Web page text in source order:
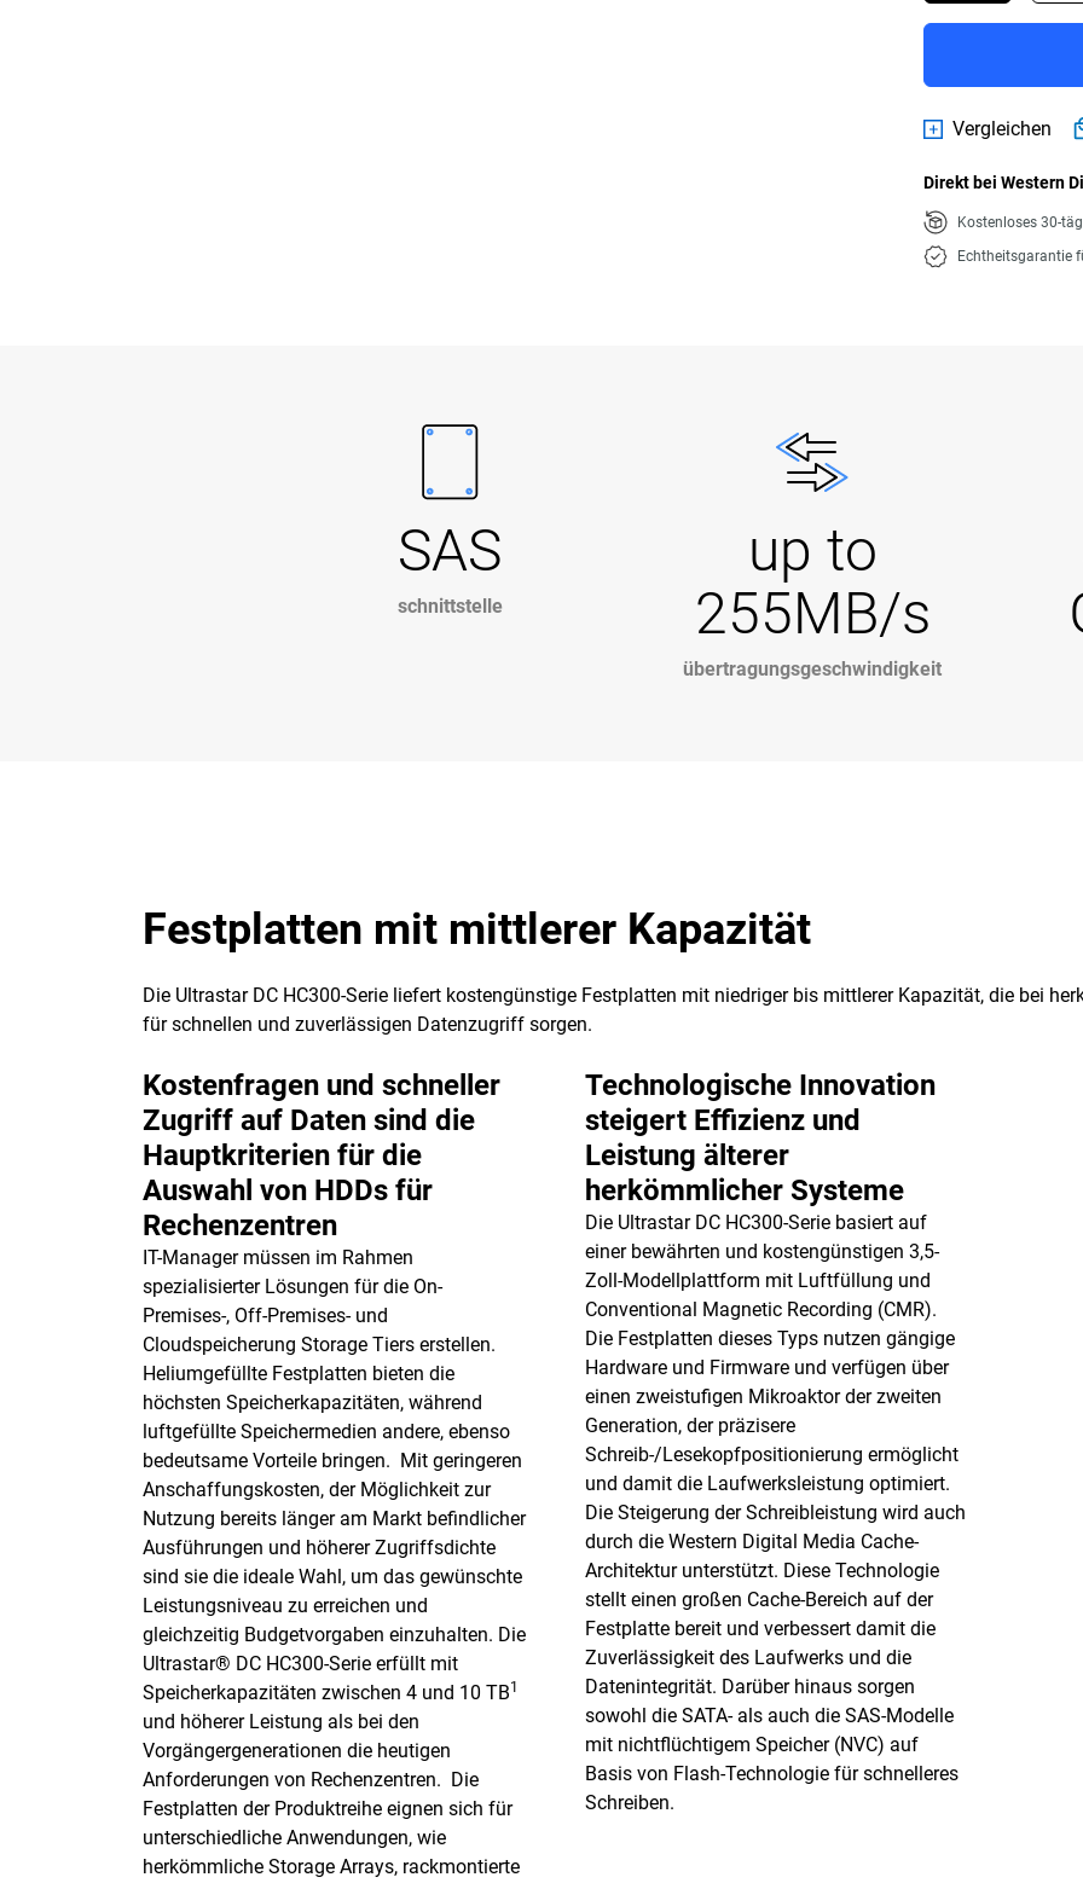
Vergleichen
Direkt bei Western
Kostenloses 30-
Echtheitsgarantie
SAS
schnittstelle
up to
255MB/s
übertragungsgeschwindigkeit
Festplatten mit mittlerer Kapazität
Die Ultrastar DC HC300-Serie liefert kostengünstige Festplatten mit niedriger bis mittlerer Kapazität, die bei
für schnellen und zuverlässigen Datenzugriff sorgen.
Kostenfragen und schneller
Zugriff auf Daten sind die
Hauptkriterien für die
Auswahl von HDDs für
Rechenzentren
IT-Manager müssen im Rahmen
spezialisierter Lösungen für die On-
Premises-, Off-Premises- und
Cloudspeicherung Storage Tiers erstellen.
Heliumgefüllte Festplatten bieten die
höchsten Speicherkapazitäten, während
luftgefüllte Speichermedien andere, ebenso
bedeutsame Vorteile bringen. Mit geringeren
Anschaffungskosten, der Möglichkeit zur
Nutzung bereits länger am Markt befindlicher
Ausführungen und höherer Zugriffsdichte
sind sie die ideale Wahl, um das gewünschte
Leistungsniveau zu erreichen und
gleichzeitig Budgetvorgaben einzuhalten. Die
Ultrastar® DC HC300-Serie erfüllt mit
Speicherkapazitäten zwischen 4 und 10 TB1
und höherer Leistung als bei den
Vorgängergenerationen die heutigen
Anforderungen von Rechenzentren. Die
Festplatten der Produktreihe eignen sich für
unterschiedliche Anwendungen, wie
herkömmliche Storage Arrays, rackmontierte
Technologische Innovation
steigert Effizienz und
Leistung älterer
herkömmlicher Systeme
Die Ultrastar DC HC300-Serie basiert auf
einer bewährten und kostengünstigen 3,5-
Zoll-Modellplattform mit Luftfüllung und
Conventional Magnetic Recording (CMR).
Die Festplatten dieses Typs nutzen gängige
Hardware und Firmware und verfügen über
einen zweistufigen Mikroaktor der zweiten
Generation, der präzisere
Schreib-/Lesekopfpositionierung ermöglicht
und damit die Laufwerksleistung optimiert.
Die Steigerung der Schreibleistung wird auch
durch die Western Digital Media Cache-
Architektur unterstützt. Diese Technologie
stellt einen großen Cache-Bereich auf der
Festplatte bereit und verbessert damit die
Zuverlässigkeit des Laufwerks und die
Datenintegrität. Darüber hinaus sorgen
sowohl die SATA- als auch die SAS-Modelle
mit nichtflüchtigem Speicher (NVC) auf
Basis von Flash-Technologie für schnelleres
Schreiben.